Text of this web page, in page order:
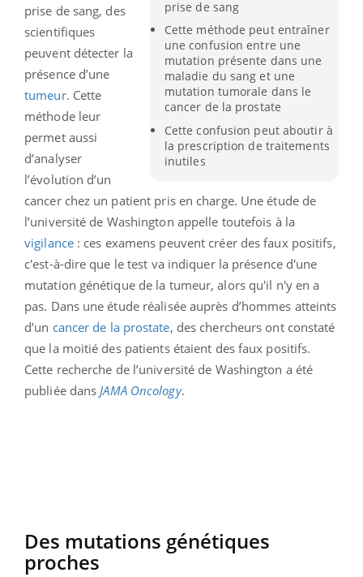
prise de sang
Cette méthode peut entraîner
une confusion entre une
mutation présente dans une
maladie du sang et une
mutation tumorale dans le
cancer de la prostate
Cette confusion peut aboutir à
la prescription de traitements
inutiles
prise de sang, des
scientifiques
peuvent détecter la
présence d’une
tumeur. Cette
méthode leur
permet aussi
d’analyser
l’évolution d’un
cancer chez un patient pris en charge. Une étude de
l’université de Washington appelle toutefois à la
vigilance: ces examens peuvent créer des faux positifs,
c'est-à-dire que le test va indiquer la présence d'une
mutation génétique de la tumeur, alors qu'il n'y en a
pas. Dans une étude réalisée auprès d’hommes atteints
d’un cancer de la prostate, des chercheurs ont constaté
que la moitié des patients étaient des faux positifs.
Cette recherche de l’université de Washington a été
publiée dansJAMA Oncology.
Des mutations génétiques
proches